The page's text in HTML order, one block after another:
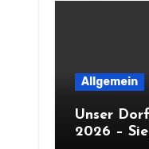
Allgemein
Unser
2026 –